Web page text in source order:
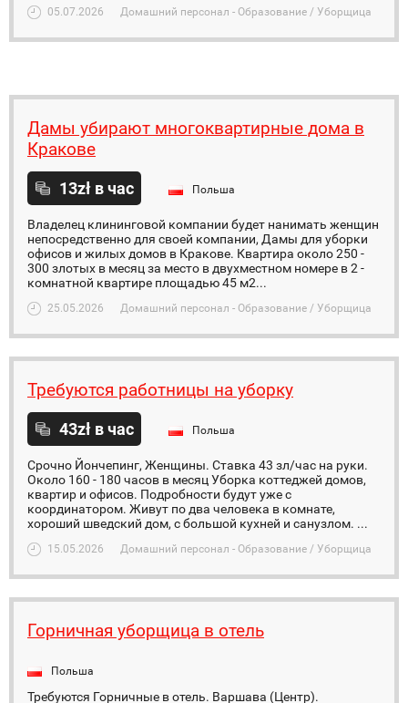
05.07.2026 Домашний персонал - Образование / Уборщица
Дамы убирают многоквартирные дома в
Кракове
13zł в час Польша
Владелец клининговой компании будет нанимать женщин
непосредственно для своей компании, Дамы для уборки
офисов и жилых домов в Кракове. Квартира около 250 -
300 злотых в месяц за место в двухместном номере в 2 -
комнатной квартире площадью 45 м2...
25.05.2026 Домашний персонал - Образование / Уборщица
Требуются работницы на уборку
43zł в час Польша
Срочно Йончепинг, Женщины. Ставка 43 зл/час на руки.
Около 160 - 180 часов в месяц Уборка коттеджей домов,
квартир и офисов. Подробности будут уже с
координатором. Живут по два человека в комнате,
хороший шведский дом, с большой кухней и санузлом. ...
15.05.2026 Домашний персонал - Образование / Уборщица
Горничная уборщица в отель
Польша
Требуются Горничные в отель. Варшава (Центр).